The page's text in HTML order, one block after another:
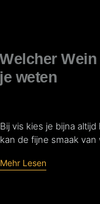
Welcher
je weten
Bij vis kies je bijna
kan de fijne smaak
Mehr Lesen